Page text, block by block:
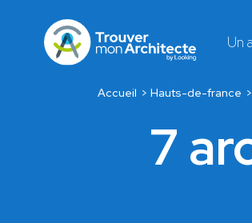
Un
Accueil Hauts-de-france
7